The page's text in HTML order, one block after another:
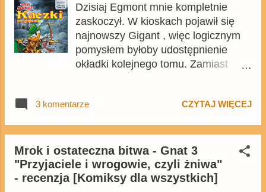
Samozachwyt - 1 strona - Rolnicy i
złodzieje - 34 strony Jak dla mnie w
szczególności trzy historyjki
zapowiadają się nadzwyczaj
ciekawie: - pierwszy komiks w tomie
paragrafowym (czy też which-way
story) z 6 różnymi zakończeniami,
gościnnie Superkwęk i Doubleduck! -
historyjka Mottury, czyli długi komiks
z Mikim i Goofym od autora
disnejowskiego Moby Dicka , na
Dzisiaj Egmont mnie kompletnie
zaskoczył. W kioskach pojawił się
najnowszy Gigant , więc logicznym
pomysłem byłoby udostępnienie
okładki kolejnego tomu. Zamiast
listopadowego MegaGiga . Są
oczywiście od wcześniejszego tomu.
5 września do sprzedaży trafi Gigant
Mamut ze średniowiecznymi
komiksami o łucznikach pt. Kaczki w
3 komentarze CZYTAJ WIĘCEJ
Mrok i ostateczna bitwa - Gnat 3
"Przyjaciele i wrogowie, czyli żniwa"
- recenzja [Komiksy dla wszystkich]